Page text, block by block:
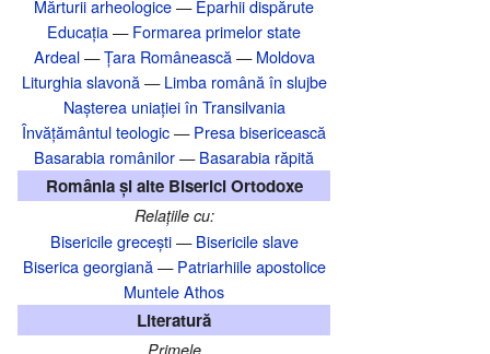
Mărturii arheologice—Eparhii dispărute
Educația—Formarea primelor state
Ardeal—Țara Românească—Moldova
Liturghia slavonă—Limba română în slujbe
Nașterea uniației în Transilvania‎
Învățământul teologic—Presa bisericească
Basarabia românilor—Basarabia răpită
România și alte Biserici Ortodoxe
Relațiile cu:
Bisericile grecești—Bisericile slave
Biserica georgiană—Patriarhiile apostolice
Muntele Athos
Literatură
Primele